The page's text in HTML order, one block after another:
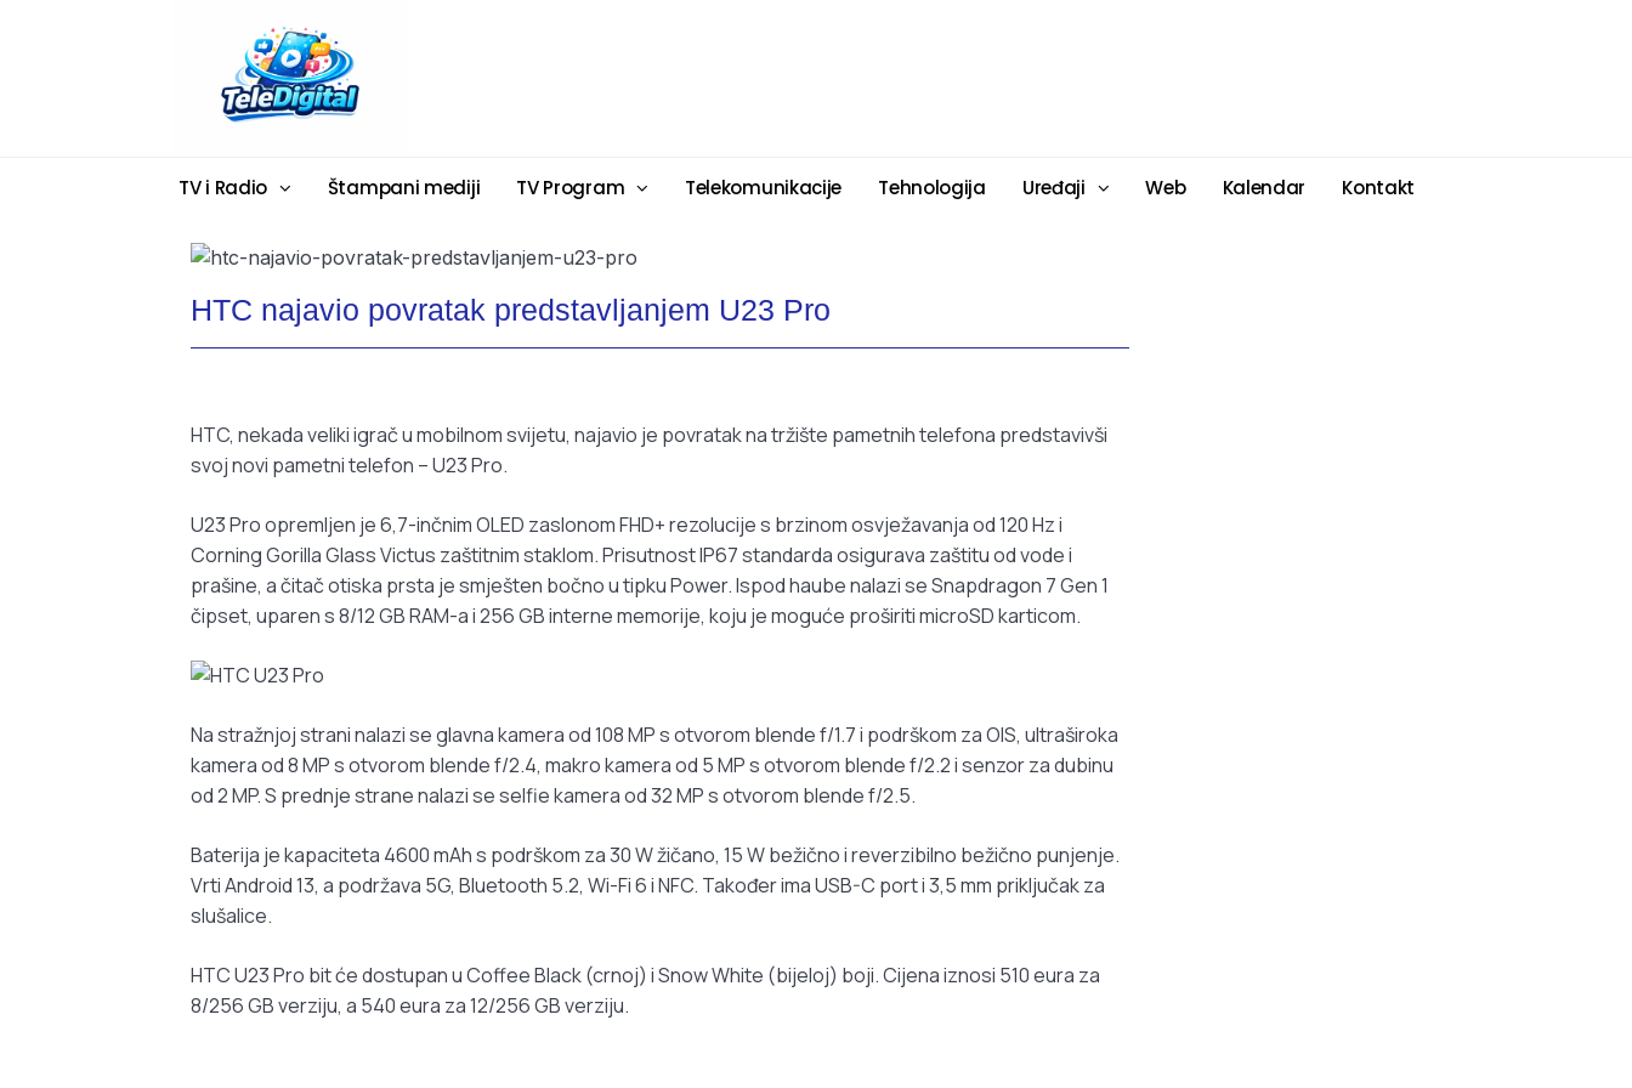
TV i Radio Štampani mediji TV Program Telekomunikacije Tehnologija Uređaji Web Kalendar Kontakt
HTC najavio povratak predstavljanjem U23 Pro
HTC, nekada veliki igrač u mobilnom svijetu, najavio je povratak na tržište pametnih telefona predstavivši
svoj novi pametni telefon – U23 Pro.
U23 Pro opremljen je 6,7-inčnim OLED zaslonom FHD+ rezolucije s brzinom osvježavanja od 120 Hz i
Corning Gorilla Glass Victus zaštitnim staklom. Prisutnost IP67 standarda osigurava zaštitu od vode i
prašine, a čitač otiska prsta je smješten bočno u tipku Power. Ispod haube nalazi se Snapdragon 7 Gen 1
čipset, uparen s 8/12 GB RAM-a i 256 GB interne memorije, koju je moguće proširiti microSD karticom.
Na stražnjoj strani nalazi se glavna kamera od 108 MP s otvorom blende f/1.7 i podrškom za OIS, ultraširoka
kamera od 8 MP s otvorom blende f/2.4, makro kamera od 5 MP s otvorom blende f/2.2 i senzor za dubinu
od 2 MP. S prednje strane nalazi se selfie kamera od 32 MP s otvorom blende f/2.5.
Baterija je kapaciteta 4600 mAh s podrškom za 30 W žičano, 15 W bežično i reverzibilno bežično punjenje.
Vrti Android 13, a podržava 5G, Bluetooth 5.2, Wi-Fi 6 i NFC. Također ima USB-C port i 3,5 mm priključak za
slušalice.
HTC U23 Pro bit će dostupan u Coffee Black (crnoj) i Snow White (bijeloj) boji. Cijena iznosi 510 eura za
8/256 GB verziju, a 540 eura za 12/256 GB verziju.